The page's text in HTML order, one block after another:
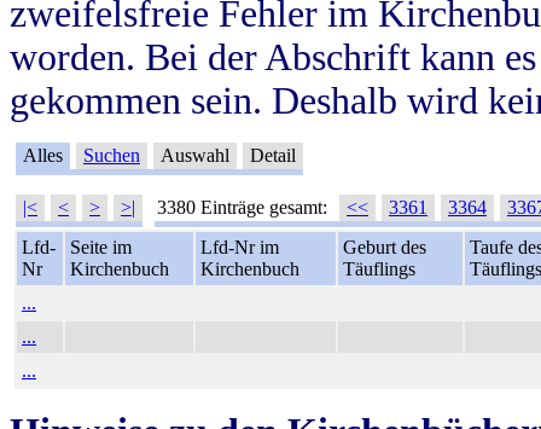
zweifelsfreie Fehler im
worden. Bei der Abschrift kann
gekommen sein. Deshalb wird
Alles Suchen Auswahl Detail
|< < > >| 3380 Einträge gesamt: << 3361 3364
Lfd-
Nr
Seite im
Kirchenbuch
Lfd-Nr im
Kirchenbuch
Geburt des
Täuflings
Taufe
Täuflings
...
...
...